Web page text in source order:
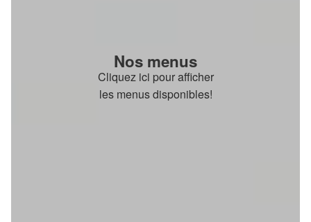
Nos menus
Cliquez ici pour afficher
les menus disponibles!